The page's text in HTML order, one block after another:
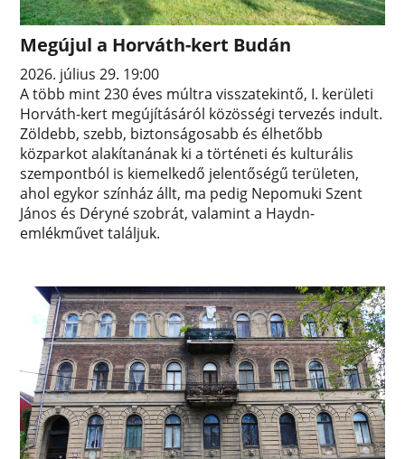
Megújul a Horváth-kert Budán
2026. július 29. 19:00
A több mint 230 éves múltra visszatekintő, I. kerületi
Horváth-kert megújításáról közösségi tervezés indult.
Zöldebb, szebb, biztonságosabb és élhetőbb
közparkot alakítanának ki a történeti és kulturális
szempontból is kiemelkedő jelentőségű területen,
ahol egykor színház állt, ma pedig Nepomuki Szent
János és Déryné szobrát, valamint a Haydn-
emlékművet találjuk.